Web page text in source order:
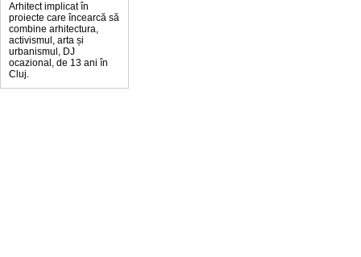
Arhitect implicat în
proiecte care încearcă să
combine arhitectura,
activismul, arta și
urbanismul, DJ
ocazional, de 13 ani în
Cluj.